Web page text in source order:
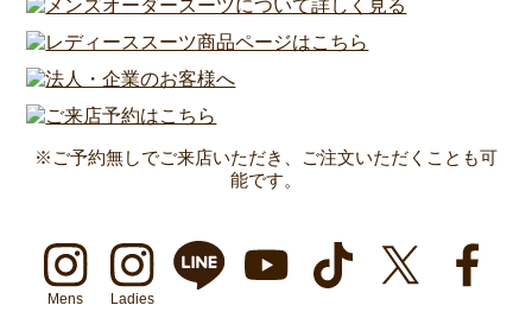
※ご予約無しでご来店いただき、ご注文いただくことも可
能です。
Mens Ladies